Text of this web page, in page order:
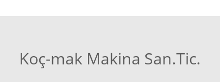
Koç-mak Makina San.Tic.